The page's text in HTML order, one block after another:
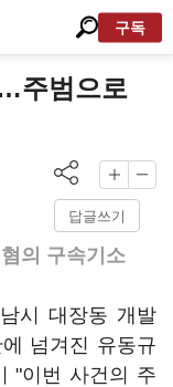
구독
주범으로
답글쓰기
의 구속기소
시 대장동 개발
넘겨진 유동규
"이번 사건의 주